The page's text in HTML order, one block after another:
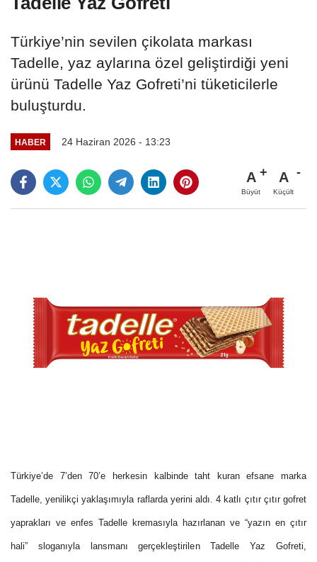
Türkiye’nin sevilen çikolata markası
Tadelle, yaz aylarına özel geliştirdiği yeni
ürünü Tadelle Yaz Gofreti’ni tüketicilerle
buluşturdu.
HABER 24 Haziran 2026 - 13:23
A
Büyüt
A
Küçült
Türkiye’de 7’den 70’e herkesin kalbinde taht kuran efsane marka
Tadelle, yenilikçi yaklaşımıyla raflarda yerini aldı. 4 katlı çıtır çıtır gofret
yaprakları ve enfes Tadelle kremasıyla hazırlanan ve “yazın en çıtır
hali” sloganıyla lansmanı gerçekleştirilen Tadelle Yaz Gofreti,